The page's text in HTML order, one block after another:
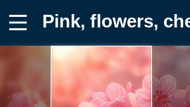
Pink, flowers, cherry blossoms